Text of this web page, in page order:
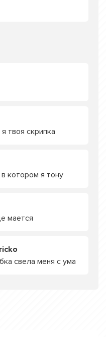
твоя скрипка
котором я тону
мается
свела меня с ума